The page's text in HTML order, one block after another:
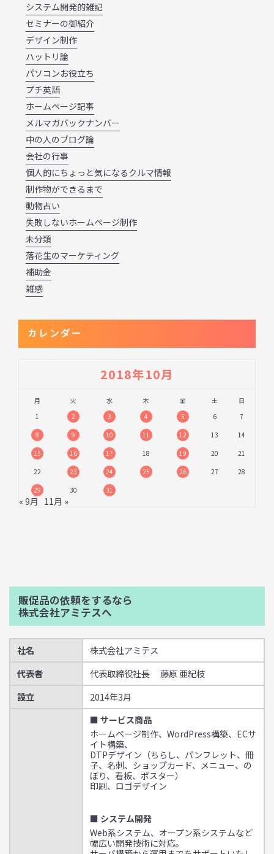
システム開発的雑記
セミナーの御紹介
デザイン制作
ハットリ論
パソコンお役立ち
プチ英語
ホームページ記事
メルマガバックナンバー
中の人のブログ論
会社の行事
個人的にちょっと気になるクルマ情報
制作物ができるまで
動物占い
失敗しないホームページ制作
未分類
落花生のマーケティング
補助金
雑感
カレンダー
2018年10月
月 火 水 木 金 土
日
1
2 3 4 5 6
7
8
9 10 11 12 13
14
15
16 17 18 19 20
21
22
23 24 25 26 27
28
29
30 31
« 9月 11月 »
販促品の依頼をするなら
株式会社アミテスへ
社名
株式会社アミテス
代表者
代表取締役社長 藤原 亜紀枝
設立
2014年3月
■ サービス商品
ホームページ制作、WordPress構築、ECサ
イト構築、
DTPデザイン（ちらし、パンフレット、冊
子、名刺、ショップカード、メニュー、の
ぼり、看板、ポスター）
印刷、ロゴデザイン
■ システム開発
Web系システム、オープン系システムなど
幅広い開発技術に対応。